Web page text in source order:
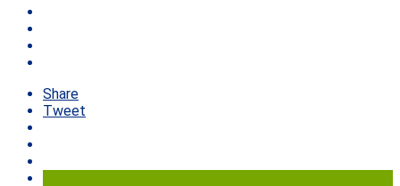
Share
Tweet